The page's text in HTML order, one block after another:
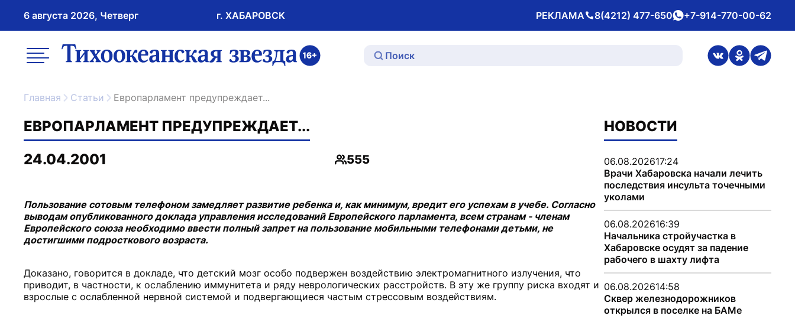
6 августа 2026, Четверг г. ХАБАРОВСК РЕКЛАМА
Телефон 8(4212) 477-650whatsApp
+7-914-770-00-62
меню ссылка на главную
ссылка на
ссылка на
Главная Статьи Европарламент предупреждает...
ЕВРОПАРЛАМЕНТ ПРЕДУПРЕЖДАЕТ...
24.04.2001
Просмотры
555
Пользование сотовым телефоном замедляет развитие ребенка и, как минимум, вредит его успехам в учебе. Согласно
выводам опубликованного доклада управления исследований Европейского парламента, всем странам - членам
Европейского союза необходимо ввести полный запрет на пользование мобильными телефонами детьми, не
достигшими подросткового возраста.
Доказано, говорится в докладе, что детский мозг особо подвержен воздействию электромагнитного излучения, что
приводит, в частности, к ослаблению иммунитета и ряду неврологических расстройств. В эту же группу риска входят и
взрослые с ослабленной нервной системой и подвергающиеся частым стрессовым воздействиям.
НОВОСТИ
06.08.202617:24
Врачи Хабаровска начали лечить
последствия инсульта точечными
уколами
06.08.202616:39
Начальника стройучастка в
Хабаровске осудят за падение
рабочего в шахту лифта
06.08.202614:58
Сквер железнодорожников
открылся в поселке на БАМе